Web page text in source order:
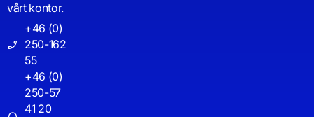
vårt kontor.
+46 (0)
250-162
55
+46 (0)
250-57
41 20